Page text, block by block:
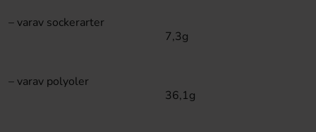
– varav sockerarter
7,3g
– varav polyoler
36,1g